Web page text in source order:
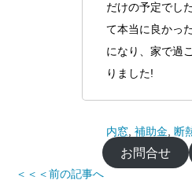
だけの予定でし
て本当に良かっ
になり、家で過
りました!
内窓 補助金 断
お問合せ
＜＜＜前の記事へ